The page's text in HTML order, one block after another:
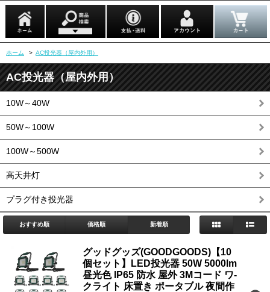
ホーム > AC投光器（屋内外用）
AC投光器（屋内外用）
10W～40W
50W～100W
100W～500W
高天井灯
プラグ付き投光器
おすすめ順 価格順 新着順
グッドグッズ(GOODGOODS)【10
個セット】LED投光器 50W 5000lm
昼光色 IP65 防水 屋外 3Mコード ワ-
クライト 床置き ポータブル 夜間作